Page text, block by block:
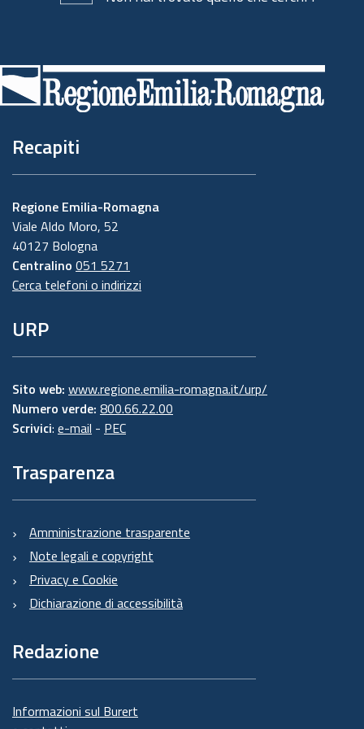
di
pagina
Recapiti
Regione Emilia-Romagna
Viale Aldo Moro, 52
40127 Bologna
Centralino 051 5271
Cerca telefoni o indirizzi
URP
Sito web: www.regione.emilia-romagna.it/urp/
Numero verde: 800.66.22.00
Scrivici: e-mail - PEC
Trasparenza
Amministrazione trasparente
Note legali e copyright
Privacy e Cookie
Dichiarazione di accessibilità
Redazione
Informazioni sul Burert